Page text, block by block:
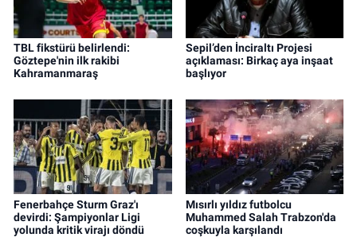
TBL fikstürü belirlendi:
Göztepe'nin ilk rakibi
Kahramanmaraş
Sepil’den İnciraltı Projesi
açıklaması: Birkaç aya inşaat
başlıyor
Fenerbahçe Sturm Graz'ı
devirdi: Şampiyonlar Ligi
yolunda kritik virajı döndü
Mısırlı yıldız futbolcu
Muhammed Salah Trabzon'da
coşkuyla karşılandı